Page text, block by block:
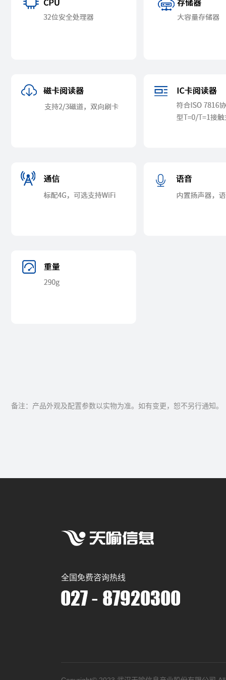
备注：产品外观及配置参数以实物为准。如有变更，恕不另行通知。
全国免费咨询热线